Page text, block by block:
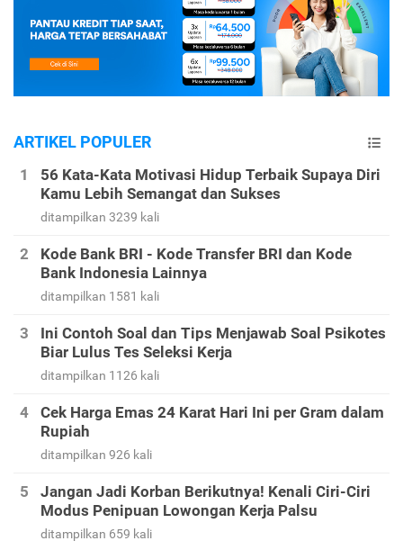
ARTIKEL POPULER
56 Kata-Kata Motivasi Hidup Terbaik Supaya Diri
Kamu Lebih Semangat dan Sukses
ditampilkan 3239 kali
Kode Bank BRI - Kode Transfer BRI dan Kode
Bank Indonesia Lainnya
ditampilkan 1581 kali
Ini Contoh Soal dan Tips Menjawab Soal Psikotes
Biar Lulus Tes Seleksi Kerja
ditampilkan 1126 kali
Cek Harga Emas 24 Karat Hari Ini per Gram dalam
Rupiah
ditampilkan 926 kali
Jangan Jadi Korban Berikutnya! Kenali Ciri-Ciri
Modus Penipuan Lowongan Kerja Palsu
ditampilkan 659 kali